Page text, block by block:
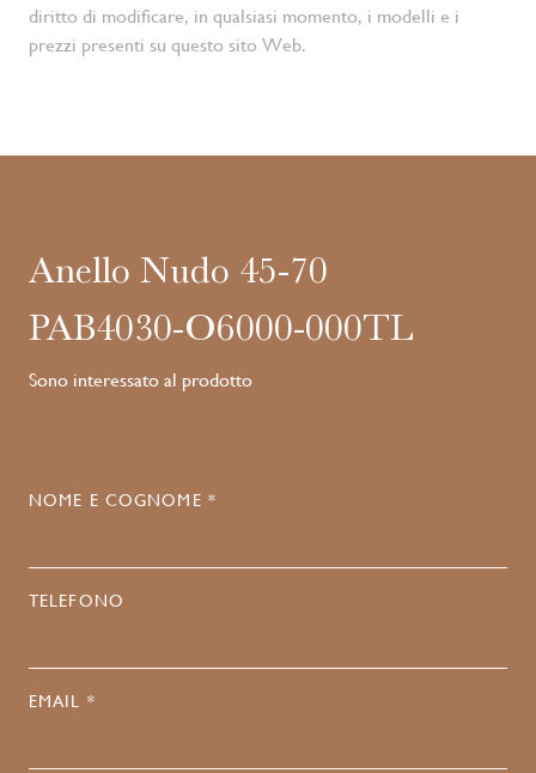
diritto di modificare, in qualsiasi momento, i modelli e i
prezzi presenti su questo sito Web.
Anello Nudo 45-70
PAB4030-O6000-000TL
Sono interessato al prodotto
NOME E COGNOME *
TELEFONO
EMAIL *